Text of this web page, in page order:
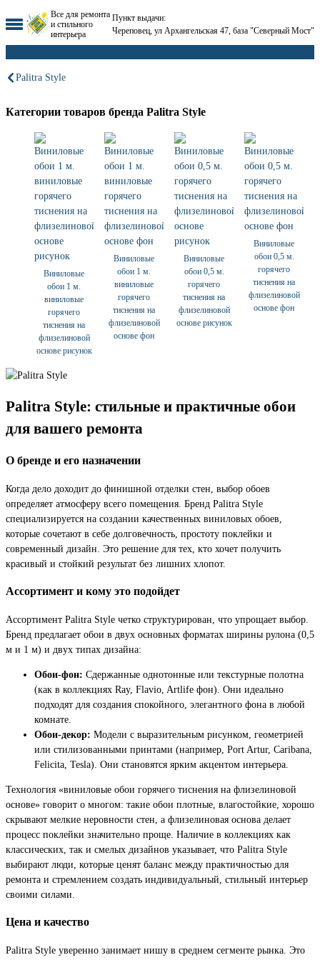
Все для ремонта
и стильного
интерьера
Пункт выдачи:
Череповец, ул Архангельская 47, база "Северный Мост"
Palitra Style
Категории товаров бренда Palitra Style
Виниловые
обои 1 м.
виниловые
горячего
тиснения на
флизелиновой
основе рисунок
Виниловые
обои 1 м.
виниловые
горячего
тиснения на
флизелиновой
основе фон
Виниловые
обои 0,5 м.
горячего
тиснения на
флизелиновой
основе рисунок
Виниловые
обои 0,5 м.
горячего
тиснения на
флизелиновой
основе фон
Palitra Style: стильные и практичные обои
для вашего ремонта
О бренде и его назначении
Когда дело доходит до финишной отделки стен, выбор обоев
определяет атмосферу всего помещения. Бренд Palitra Style
специализируется на создании качественных виниловых обоев,
которые сочетают в себе долговечность, простоту поклейки и
современный дизайн. Это решение для тех, кто хочет получить
красивый и стойкий результат без лишних хлопот.
Ассортимент и кому это подойдет
Ассортимент Palitra Style четко структурирован, что упрощает выбор.
Бренд предлагает обои в двух основных форматах ширины рулона (0,5
м и 1 м) и двух типах дизайна:
Обои-фон: Сдержанные однотонные или текстурные полотна
(как в коллекциях Ray, Flavio, Artlife фон). Они идеально
подходят для создания спокойного, элегантного фона в любой
комнате.
Обои-декор: Модели с выразительным рисунком, геометрией
или стилизованными принтами (например, Port Artur, Caribana,
Felicita, Tesla). Они становятся ярким акцентом интерьера.
Технология «виниловые обои горячего тиснения на флизелиновой
основе» говорит о многом: такие обои плотные, влагостойкие, хорошо
скрывают мелкие неровности стен, а флизелиновая основа делает
процесс поклейки значительно проще. Наличие в коллекциях как
классических, так и смелых дизайнов указывает, что Palitra Style
выбирают люди, которые ценят баланс между практичностью для
ремонта и стремлением создать индивидуальный, стильный интерьер
своими силами.
Цена и качество
Palitra Style уверенно занимает нишу в среднем сегменте рынка. Это